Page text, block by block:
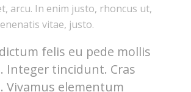
arcu. In enim justo, rhoncus ut,
vitae, justo.
felis eu pede mollis
Integer tincidunt. Cras
Vivamus elementum